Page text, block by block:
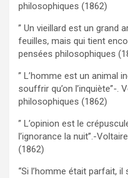
philosophiques (1862)
” Un vieillard est un grand
feuilles, mais qui tient
pensées philosophiques
” L’homme est un animal
souffrir qu’on l’inquiète”-.
philosophiques (1862)
” L’opinion est le
l’ignorance la nuit”.-
(1862)
“Si l’homme était parfait, il